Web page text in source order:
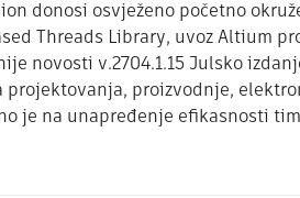
donosi osvježeno početno
Threads Library, uvoz Altium
novosti v.2704.1.15 Julsko
projektovanja, proizvodnje,
je na unapređenje efikasnosti